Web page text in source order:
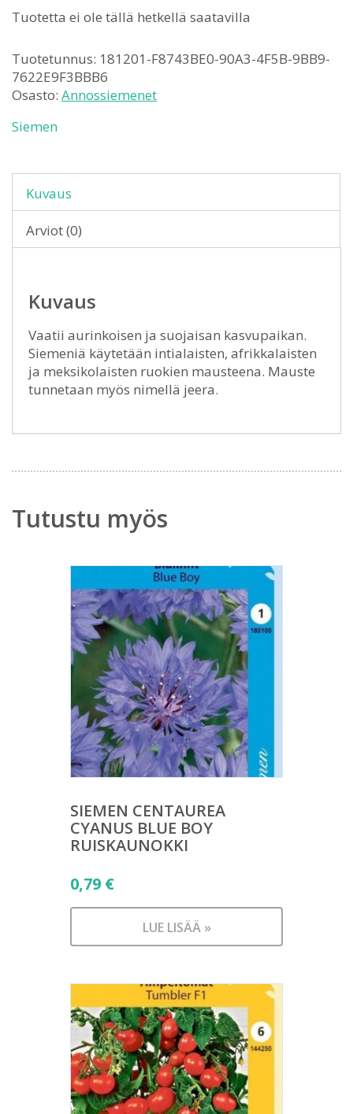
Tuotetta ei ole tällä hetkellä saatavilla
Tuotetunnus: 181201-F8743BE0-90A3-4F5B-9BB9-
7622E9F3BBB6
Osasto: Annossiemenet
Siemen
Kuvaus
Arviot (0)
Kuvaus
Vaatii aurinkoisen ja suojaisan kasvupaikan.
Siemeniä käytetään intialaisten, afrikkalaisten
ja meksikolaisten ruokien mausteena. Mauste
tunnetaan myös nimellä jeera.
Tutustu myös
SIEMEN CENTAUREA
CYANUS BLUE BOY
RUISKAUNOKKI
0,79 €
LUE LISÄÄ »